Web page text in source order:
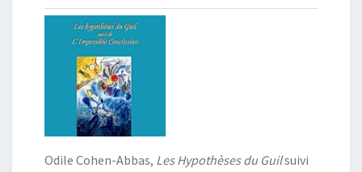
Odile Cohen-Abbas, Les Hypothèses du Guilsuivi